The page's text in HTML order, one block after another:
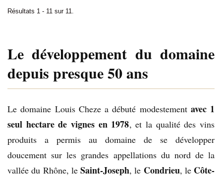
Résultats 1 - 11 sur 11.
Le développement du domaine
depuis presque 50 ans
Le domaine Louis Cheze a débuté modestement avec 1
seul hectare de vignes en 1978, et la qualité des vins
produits a permis au domaine de se développer
doucement sur les grandes appellations du nord de la
vallée du Rhône, le Saint-Joseph, le Condrieu, le Côte-